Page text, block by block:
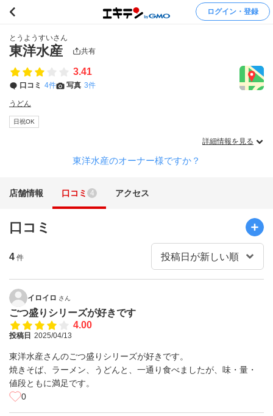
ログイン・登録
とうようすいさん
東洋水産 共有
3.41
口コミ 4件 写真 3件
うどん
日祝OK
詳細情報を見る
東洋水産のオーナー様ですか？
店舗情報 口コミ 4 アクセス
口コミ
4 件
イロイロ さん
ごつ盛りシリーズが好きです
4.00
投稿日 2025/04/13
東洋水産さんのごつ盛りシリーズが好きです。
焼きそば、ラーメン、うどんと、一通り食べましたが、味・量・
値段ともに満足です。
0